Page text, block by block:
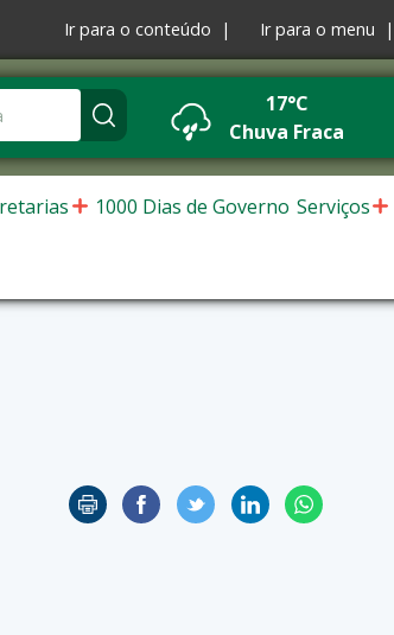
Ir para o conteúdo | Ir para o menu |
17°C
Chuva Fraca
1000 Dias de Governo Serviços